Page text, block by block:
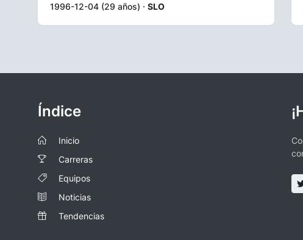
1996-12-04 (29 años) · SLO
Índice
Inicio
Carreras
Equipos
Noticias
Tendencias